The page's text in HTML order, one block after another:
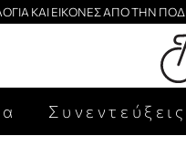
ΚΑΙ ΕΙΚΟΝΕΣ ΑΠΟ ΤΗΝ
Συνεντεύξεις